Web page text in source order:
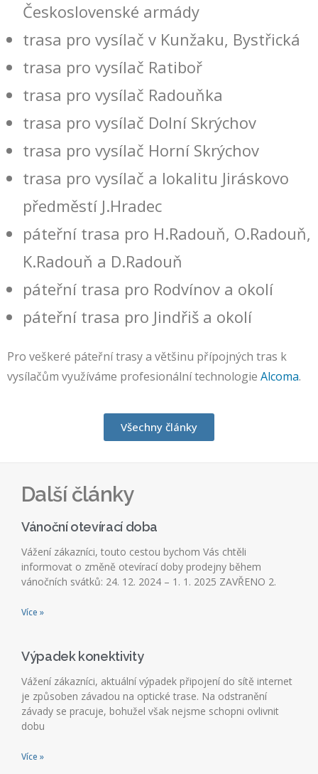
Československé armády
trasa pro vysílač v Kunžaku, Bystřická
trasa pro vysílač Ratiboř
trasa pro vysílač Radouňka
trasa pro vysílač Dolní Skrýchov
trasa pro vysílač Horní Skrýchov
trasa pro vysílač a lokalitu Jiráskovo
předměstí J.Hradec
páteřní trasa pro H.Radouň, O.Radouň,
K.Radouň a D.Radouň
páteřní trasa pro Rodvínov a okolí
páteřní trasa pro Jindřiš a okolí
Pro veškeré páteřní trasy a většinu přípojných tras k
vysílačům využíváme profesionální technologie Alcoma.
Všechny články
Další články
Vánoční otevírací doba
Vážení zákazníci, touto cestou bychom Vás chtěli
informovat o změně otevírací doby prodejny během
vánočních svátků: 24. 12. 2024 – 1. 1. 2025 ZAVŘENO 2.
Více »
Výpadek konektivity
Vážení zákazníci, aktuální výpadek připojení do sítě internet
je způsoben závadou na optické trase. Na odstranění
závady se pracuje, bohužel však nejsme schopni ovlivnit
dobu
Více »